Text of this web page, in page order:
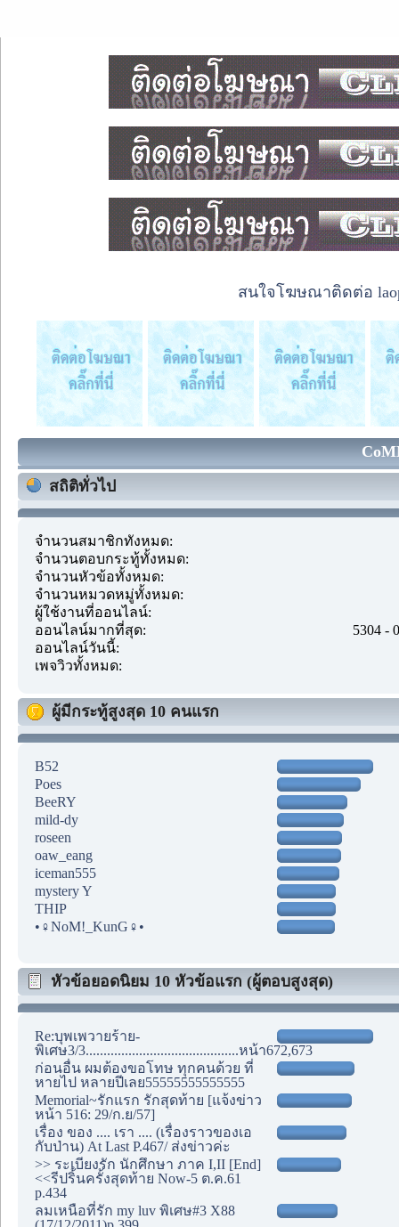
สนใจโฆษณาติดต่อ
สถิติทั่วไป
จำนวนสมาชิกทั้งหมด:
จำนวนตอบกระทู้ทั้งหมด:
จำนวนหัวข้อทั้งหมด:
จำนวนหมวดหมู่ทั้งหมด:
ผู้ใช้งานที่ออนไลน์:
ออนไลน์มากที่สุด:
5304 -
ออนไลน์วันนี้:
เพจวิวทั้งหมด:
ผู้มีกระทู้สูงสุด 10 คนแรก
B52
Poes
BeeRY
mild-dy
roseen
oaw_eang
iceman555
mystery Y
THIP
•♀NoM!_KunG♀•
หัวข้อยอดนิยม 10 หัวข้อแรก (ผู้ตอบสูงสุด)
Re:บุพเพวายร้าย-
พิเศษ3/3...........................................หน้า672,673
ก่อนอื่น ผมต้องขอโทษ ทุกคนด้วย ที่
หายไป หลายปีเลย55555555555555
Memorial~รักแรก รักสุดท้าย [แจ้งข่าว
หน้า 516: 29/ก.ย/57]
เรื่อง ของ .... เรา .... (เรื่องราวของเอ
กับป่าน) At Last P.467/ ส่งข่าวค่ะ
>> ระเบียงรัก นักศึกษา ภาค I,II [End]
<<รีปริ้นครั้งสุดท้าย Now-5 ต.ค.61
p.434
ลมเหนือที่รัก my luv พิเศษ#3 X88